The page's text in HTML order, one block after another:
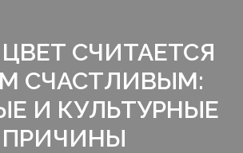
СЧИТАЕТСЯ
СЧАСТЛИВЫМ:
И КУЛЬТУРНЫЕ
ПРИЧИНЫ